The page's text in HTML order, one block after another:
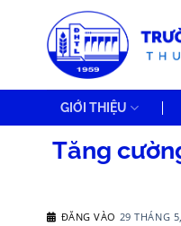
GIỚI THIỆU
Tăng
ĐĂNG VÀO 29 THÁNG